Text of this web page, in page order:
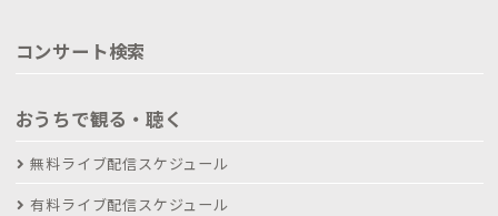
コンサート検索
おうちで観る・聴く
無料ライブ配信スケジュール
有料ライブ配信スケジュール